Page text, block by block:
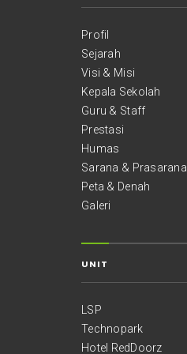
Profil
Sejarah
Visi & Misi
Kepala Sekolah
Guru & Staff
Prestasi
Humas
Sarana & Prasarana
Peta & Denah
Galeri
UNIT
LSP
Technopark
Hotel RedDoorz